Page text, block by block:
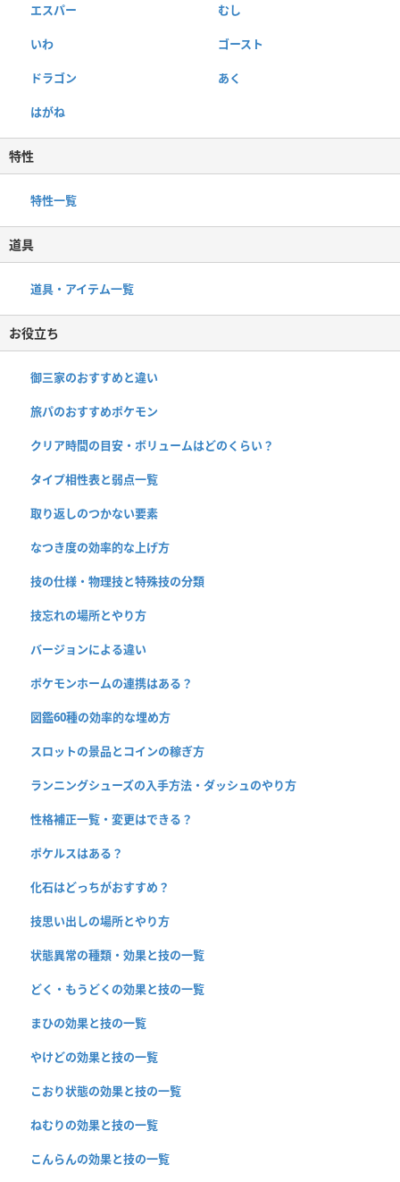
エスパー むし
いわ ゴースト
ドラゴン あく
はがね
特性
特性一覧
道具
道具・アイテム一覧
お役立ち
御三家のおすすめと違い
旅パのおすすめポケモン
クリア時間の目安・ボリュームはどのくらい？
タイプ相性表と弱点一覧
取り返しのつかない要素
なつき度の効率的な上げ方
技の仕様・物理技と特殊技の分類
技忘れの場所とやり方
バージョンによる違い
ポケモンホームの連携はある？
図鑑60種の効率的な埋め方
スロットの景品とコインの稼ぎ方
ランニングシューズの入手方法・ダッシュのやり方
性格補正一覧・変更はできる？
ポケルスはある？
化石はどっちがおすすめ？
技思い出しの場所とやり方
状態異常の種類・効果と技の一覧
どく・もうどくの効果と技の一覧
まひの効果と技の一覧
やけどの効果と技の一覧
こおり状態の効果と技の一覧
ねむりの効果と技の一覧
こんらんの効果と技の一覧